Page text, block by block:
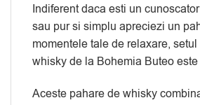
Indiferent daca esti un
sau pur si simplu apreciezi un
momentele tale de relaxare,
whisky de la Bohemia Buteo
Aceste pahare de whisky